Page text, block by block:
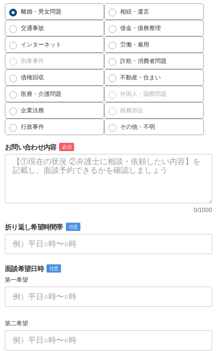
離婚・男女問題 相続・遺言
交通事故 借金・債務整理
インターネット 労働・雇用
刑事事件 詐欺・消費者問題
債権回収 不動産・住まい
医療・介護問題 外国人・国際問題
企業法務 税務訴訟
行政事件 その他・不明
お問い合わせ内容 必須
0/1000
折り返し希望時間帯 任意
面談希望日時 任意
第一希望
第二希望